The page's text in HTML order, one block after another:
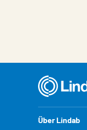
Über Lindab